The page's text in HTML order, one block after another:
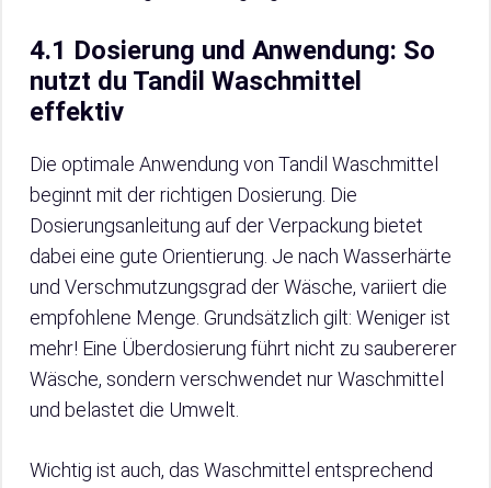
4.1 Dosierung und Anwendung: So
nutzt du Tandil Waschmittel
effektiv
Die optimale Anwendung von Tandil Waschmittel
beginnt mit der richtigen Dosierung. Die
Dosierungsanleitung auf der Verpackung bietet
dabei eine gute Orientierung. Je nach Wasserhärte
und Verschmutzungsgrad der Wäsche, variiert die
empfohlene Menge. Grundsätzlich gilt: Weniger ist
mehr! Eine Überdosierung führt nicht zu saubererer
Wäsche, sondern verschwendet nur Waschmittel
und belastet die Umwelt.
Wichtig ist auch, das Waschmittel entsprechend